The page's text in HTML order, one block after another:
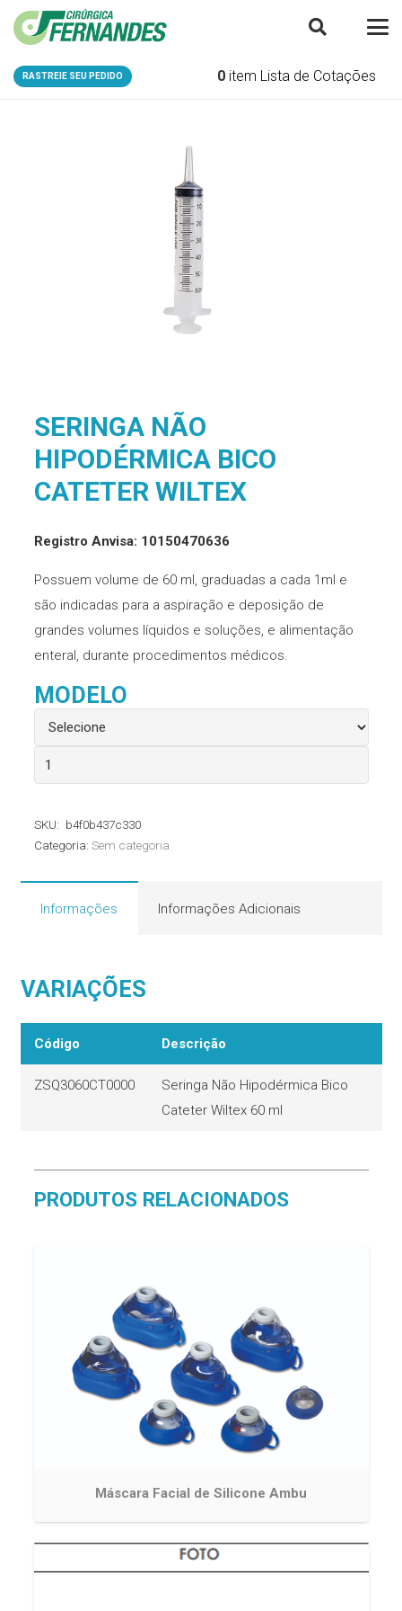
RASTREIE SEU PEDIDO 0 item Lista de Cotações
SERINGA NÃO
HIPODÉRMICA BICO
CATETER WILTEX
Registro Anvisa: 10150470636
Possuem volume de 60 ml, graduadas a cada 1ml e
são indicadas para a aspiração e deposição de
grandes volumes líquidos e soluções, e alimentação
enteral, durante procedimentos médicos.
MODELO
Seringa
não
Bico
Wiltex
quantidade
SKU: b4f0b437c330
Categoria: Sem categoria
Informações Informações Adicionais
VARIAÇÕES
Código Descrição
ZSQ3060CT0000
Seringa Não Hipodérmica Bico
Cateter Wiltex 60 ml
PRODUTOS RELACIONADOS
Máscara Facial de Silicone Ambu